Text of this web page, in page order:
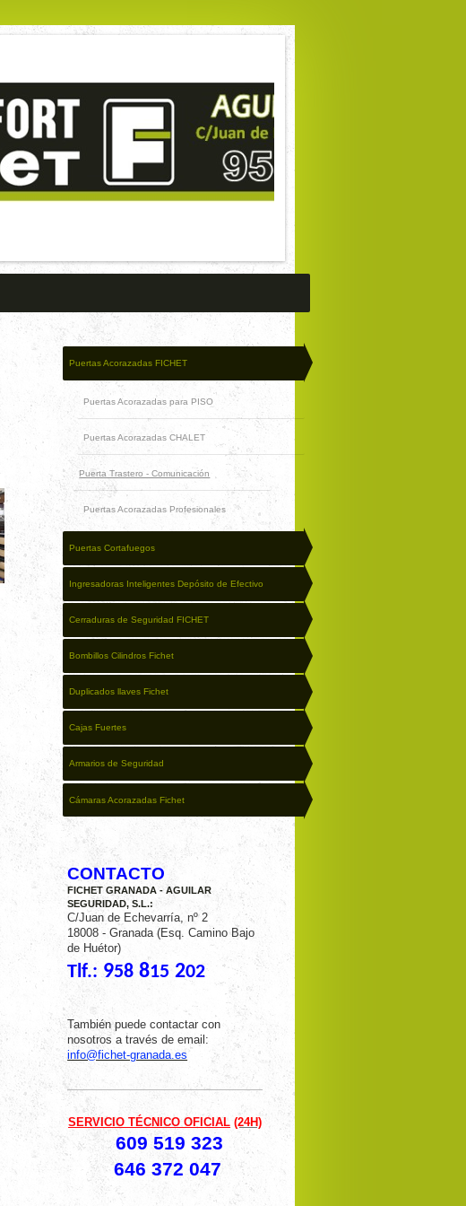
Puertas Acorazadas FICHET
Puertas Acorazadas para PISO
Puertas Acorazadas CHALET
Puerta Trastero - Comunicación
Puertas Acorazadas Profesionales
Puertas Cortafuegos
Ingresadoras Inteligentes Depósito de Efectivo
Cerraduras de Seguridad FICHET
Bombillos Cilindros Fichet
Duplicados llaves Fichet
Cajas Fuertes
Armarios de Seguridad
Cámaras Acorazadas Fichet
CONTACTO
FICHET GRANADA - AGUILAR
SEGURIDAD, S.L.:
C/Juan de Echevarría, nº 2
18008 - Granada (Esq. Camino Bajo
de Huétor)
Tlf.: 958 815 202
También puede contactar con
nosotros a través de email:
info@fichet-granada.es
SERVICIO TÉCNICO OFICIAL (24H)
609 519 323
646 372 047